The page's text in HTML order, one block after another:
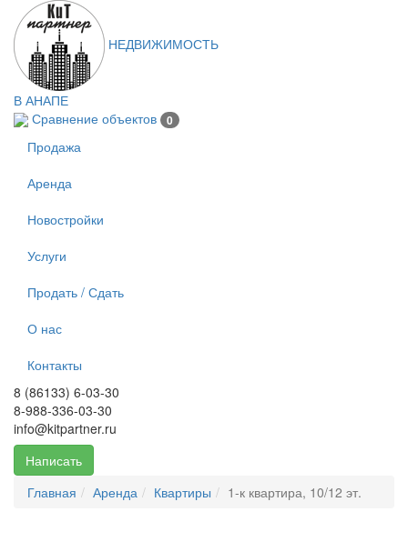
Перейти к основному содержанию
НЕДВИЖИМОСТЬ
В АНАПЕ
Сравнение объектов
0
Продажа
Аренда
Новостройки
Услуги
Продать / Сдать
О нас
Контакты
8 (86133) 6-03-30
8-988-336-03-30
info@kitpartner.ru
Написать
Главная
Аренда Квартиры 1-к квартира, 10/12 эт.